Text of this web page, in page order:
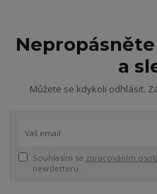
a
Můžete se kdykoli odhlásit.
Souhlasím se zpracováním
newsletteru.